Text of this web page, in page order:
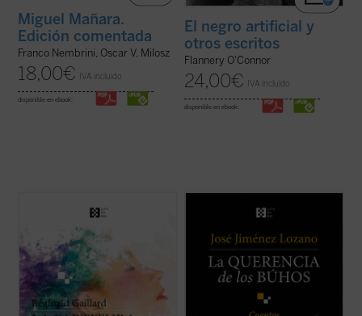
Miguel Mañara.
Edición comentada
Franco Nembrini, Oscar V. Milosz
18,00€ IVA incluido
disponible en ebook:
El negro artificial y
otros escritos
Flannery O'Connor
24,00€ IVA incluido
disponible en ebook:
las historias de vida de Charlotte, «la loca
quien huye de un amor perdido, tienen en
común una búsqueda espiritual de
trascendiencia y belleza, una relación ...
(ver ficha)
todas inéditas, que nos desvelan el
vivencias son transformados en relatos
que nos sitúan ante aquellos instantes de la
vida que la hacen más verdadera. ...(ver